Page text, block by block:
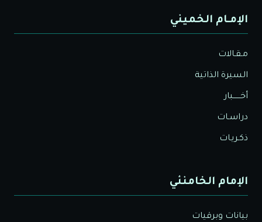
الإمـام الخميني
مـقـالات
السيرة الذاتية
أخــــــبار
دراسـات
ذكـريـات
الإمام الخامنئي
بيانات وبرقيات